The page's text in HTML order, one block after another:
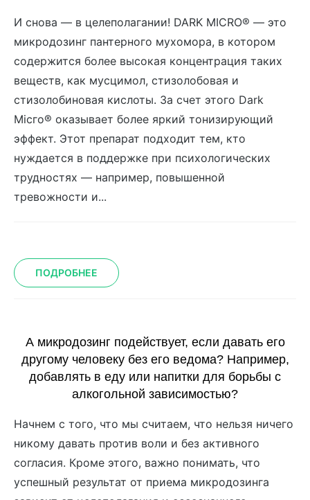
И снова — в целеполагании! DARK MICRO® — это
микродозинг пантерного мухомора, в котором
содержится более высокая концентрация таких
веществ, как мусцимол, стизолобовая и
стизолобиновая кислоты. За счет этого Dark
Місго® оказывает более яркий тонизирующий
эффект. Этот препарат подходит тем, кто
нуждается в поддержке при психологических
трудностях — например, повышенной
тревожности и...
ПОДРОБНЕЕ
А микродозинг подействует, если давать его
другому человеку без его ведома? Например,
добавлять в еду или напитки для борьбы с
алкогольной зависимостью?
Начнем с того, что мы считаем, что нельзя ничего
никому давать против воли и без активного
согласия. Кроме этого, важно понимать, что
успешный результат от приема микродозинга